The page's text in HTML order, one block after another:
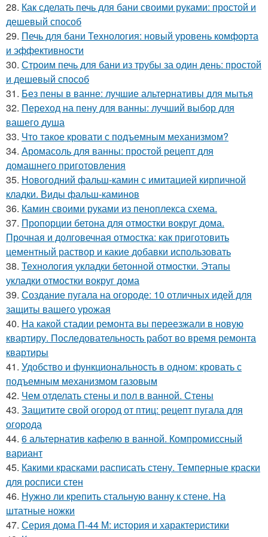
28. Как сделать печь для бани своими руками: простой и
дешевый способ
29. Печь для бани Технология: новый уровень комфорта
и эффективности
30. Строим печь для бани из трубы за один день: простой
и дешевый способ
31. Без пены в ванне: лучшие альтернативы для мытья
32. Переход на пену для ванны: лучший выбор для
вашего душа
33. Что такое кровати с подъемным механизмом?
34. Аромасоль для ванны: простой рецепт для
домашнего приготовления
35. Новогодний фальш-камин с имитацией кирпичной
кладки. Виды фальш-каминов
36. Камин своими руками из пеноплекса схема.
37. Пропорции бетона для отмостки вокруг дома.
Прочная и долговечная отмостка: как приготовить
цементный раствор и какие добавки использовать
38. Технология укладки бетонной отмостки. Этапы
укладки отмостки вокруг дома
39. Создание пугала на огороде: 10 отличных идей для
защиты вашего урожая
40. На какой стадии ремонта вы переезжали в новую
квартиру. Последовательность работ во время ремонта
квартиры
41. Удобство и функциональность в одном: кровать с
подъемным механизмом газовым
42. Чем отделать стены и пол в ванной. Стены
43. Защитите свой огород от птиц: рецепт пугала для
огорода
44. 6 альтернатив кафелю в ванной. Компромиссный
вариант
45. Какими красками расписать стену. Темперные краски
для росписи стен
46. Нужно ли крепить стальную ванну к стене. На
штатные ножки
47. Серия дома П-44 М: история и характеристики